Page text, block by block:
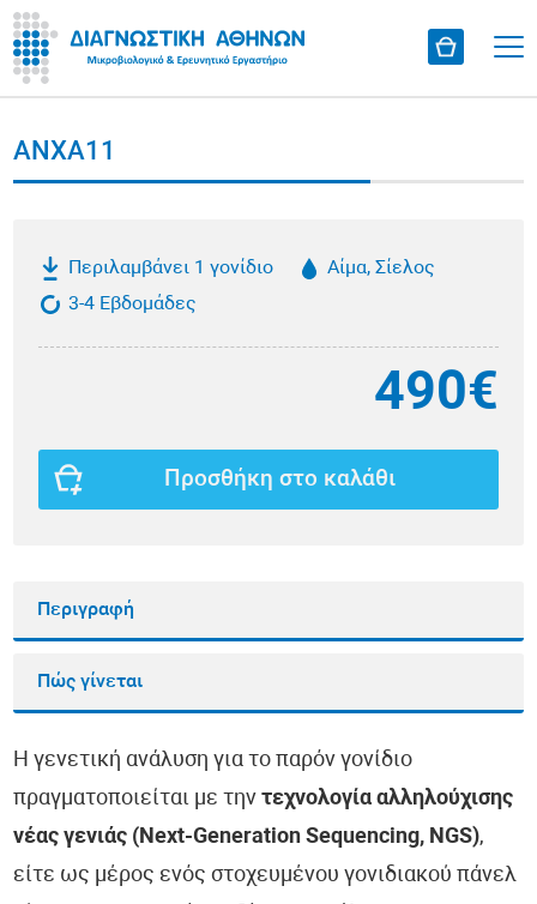
ANXA11
Περιλαμβάνει 1 γονίδιο
Αίμα, Σίελος
3-4 Εβδομάδες
490€
Προσθήκη στο καλάθι
Περιγραφή
Πώς γίνεται
Η γενετική ανάλυση για το παρόν γονίδιο
πραγματοποιείται με τηντεχνολογία αλληλούχισης
νέας γενιάς (Next-Generation Sequencing, NGS),
είτε ως μέρος ενός στοχευμένου γονιδιακού πάνελ